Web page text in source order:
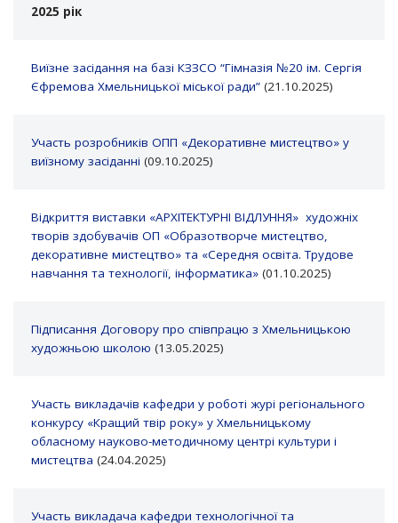
2025 рік
Виїзне засідання на базі КЗЗСО “Гімназія №20 ім. Сергія
Єфремова Хмельницької міської ради” (21.10.2025)
Участь розробників ОПП «Декоративне мистецтво» у
виїзному засіданні (09.10.2025)
Відкриття виставки «АРХІТЕКТУРНІ ВІДЛУННЯ» художніх
творів здобувачів ОП «Образотворче мистецтво,
декоративне мистецтво» та «Середня освіта. Трудове
навчання та технології, інформатика» (01.10.2025)
Підписання Договору про співпрацю з Хмельницькою
художньою школою (13.05.2025)
Участь викладачів кафедри у роботі журі регіонального
конкурсу «Кращий твір року» у Хмельницькому
обласному науково-методичному центрі культури і
мистецтва (24.04.2025)
Участь викладача кафедри технологічної та